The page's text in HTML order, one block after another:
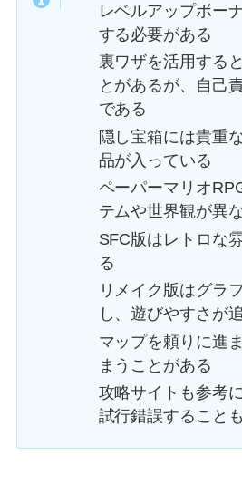
レベルアップボー
する必要がある
裏ワザを活用する
とがあるが、自己
である
隠し宝箱には貴重
品が入っている
ペーパーマリオ
テムや世界観が異
SFC版はレトロな
る
リメイク版はグラ
し、遊びやすさが
マップを頼りに進
まうことがある
攻略サイトも参考
試行錯誤すること